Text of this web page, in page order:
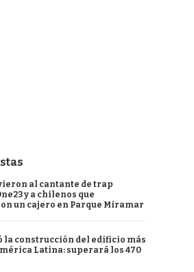
al cantante de trap
y a chilenos que
un cajero en Parque Miramar
la construcción del edificio más
Latina: superará los 470